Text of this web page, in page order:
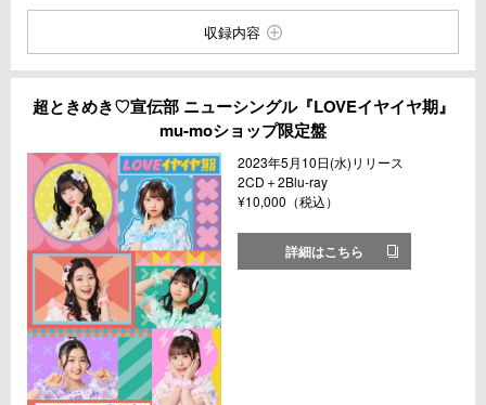
収録内容
超ときめき♡宣伝部 ニューシングル『LOVEイヤイヤ期』
mu-moショップ限定盤
2023年5月10日(水)リリース
2CD＋2Blu-ray
¥10,000（税込）
詳細はこちら